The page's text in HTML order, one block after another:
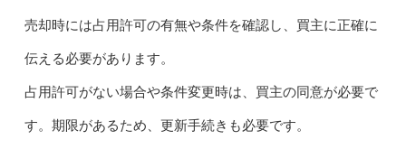
売却時には占用許可の有無や条件を確認し、買主に正確に
伝える必要があります。
占用許可がない場合や条件変更時は、買主の同意が必要で
す。期限があるため、更新手続きも必要です。